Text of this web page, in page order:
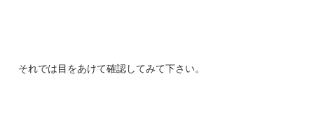
それでは目をあけて確認してみて下さい。